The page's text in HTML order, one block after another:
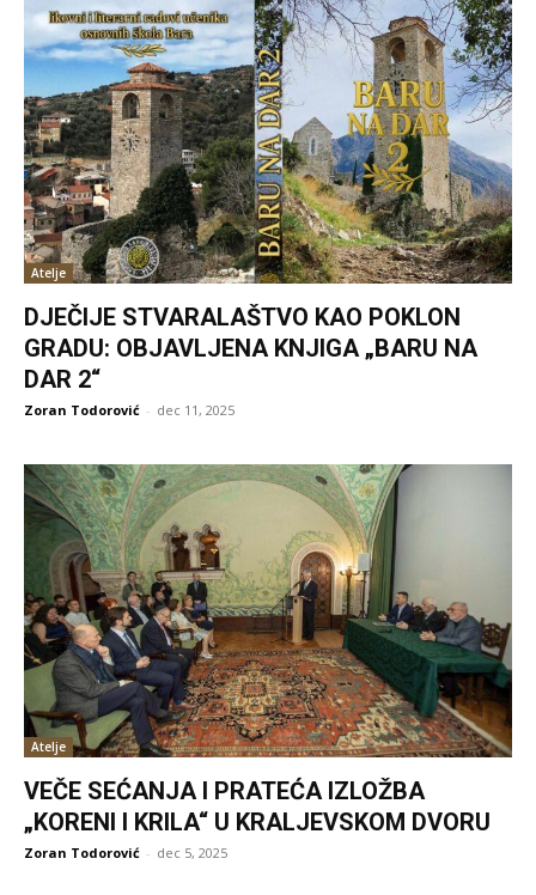
Atelje
DJEČIJE STVARALAŠTVO KAO POKLON
GRADU: OBJAVLJENA KNJIGA „BARU NA
DAR 2“
Zoran Todorović - dec 11, 2025
Atelje
VEČE SEĆANJA I PRATEĆA IZLOŽBA
„KORENI I KRILA“ U KRALJEVSKOM DVORU
Zoran Todorović - dec 5, 2025